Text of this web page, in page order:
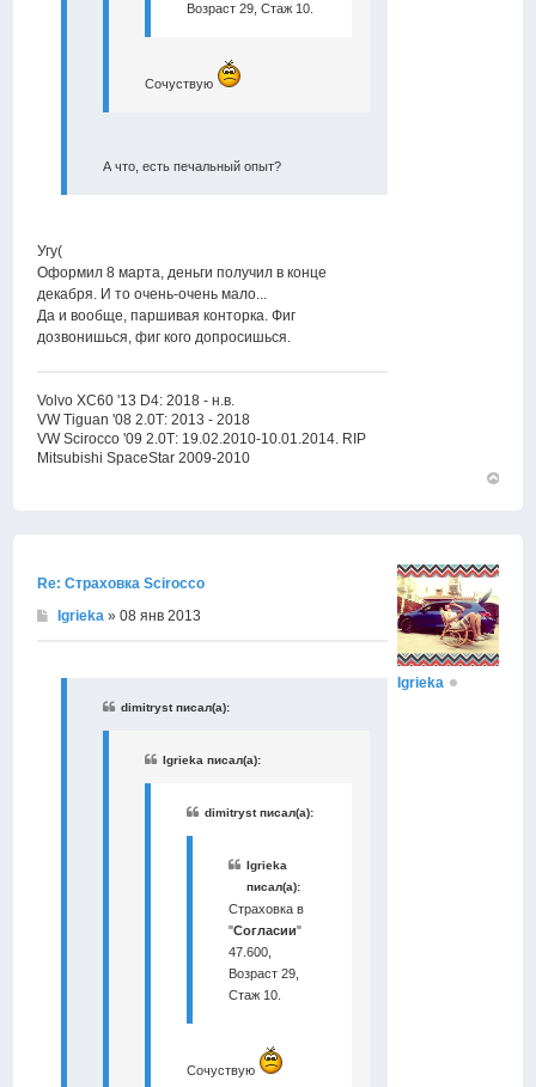
Возраст 29, Стаж 10.
Сочуствую
А что, есть печальный опыт?
Угу(
Оформил 8 марта, деньги получил в конце
декабря. И то очень-очень мало...
Да и вообще, паршивая конторка. Фиг
дозвонишься, фиг кого допросишься.
Volvo XC60 '13 D4: 2018 - н.в.
VW Tiguan '08 2.0Т: 2013 - 2018
VW Scirocco '09 2.0Т: 19.02.2010-10.01.2014. RIP
Mitsubishi SpaceStar 2009-2010
Re: Страховка Scirocco
Igrieka » 08 янв 2013
dimitryst писал(а):
Igrieka писал(а):
dimitryst писал(а):
Igrieka
писал(а):
Страховка в
"Согласии"
47.600,
Возраст 29,
Стаж 10.
Сочуствую
Igrieka